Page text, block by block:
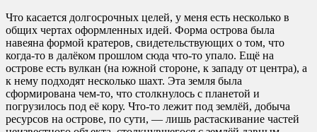
Что касается долгосрочных целей, у меня есть несколько в
общих чертах оформленных идей. Форма острова была
навеяна формой кратеров, свидетельствующих о том, что
когда-то в далёком прошлом сюда что-то упало. Ещё на
острове есть вулкан (на южной стороне, к западу от центра), а
к нему подходят несколько шахт. Эта земля была
сформирована чем-то, что столкнулось с планетой и
погрузилось под её кору. Что-то лежит под землёй, добыча
ресурсов на острове, по сути, — лишь растаскивание частей